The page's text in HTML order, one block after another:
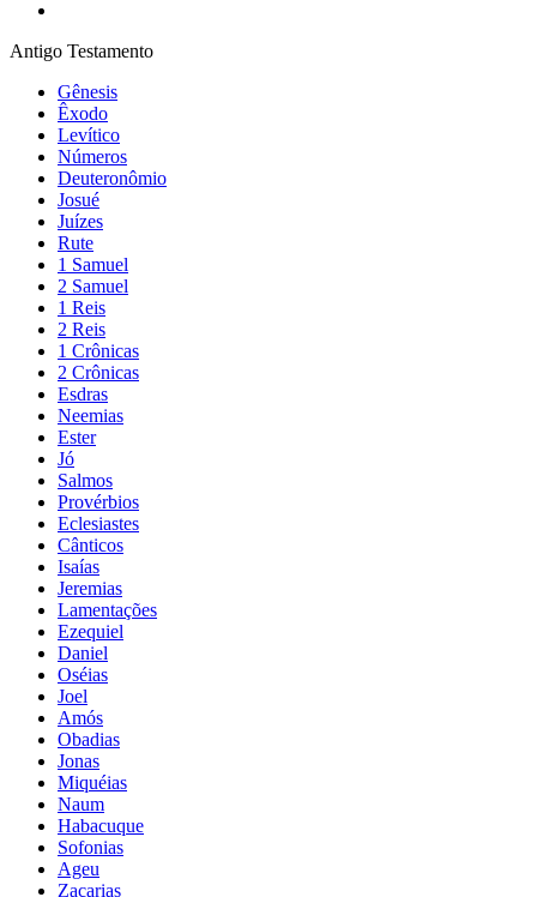
Antigo Testamento
Gênesis
Êxodo
Levítico
Números
Deuteronômio
Josué
Juízes
Rute
1 Samuel
2 Samuel
1 Reis
2 Reis
1 Crônicas
2 Crônicas
Esdras
Neemias
Ester
Jó
Salmos
Provérbios
Eclesiastes
Cânticos
Isaías
Jeremias
Lamentações
Ezequiel
Daniel
Oséias
Joel
Amós
Obadias
Jonas
Miquéias
Naum
Habacuque
Sofonias
Ageu
Zacarias